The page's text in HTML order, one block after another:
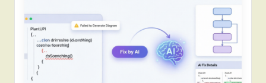
D
g